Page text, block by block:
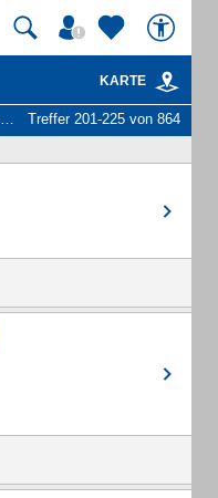
KARTE
Treffer 201-225 von 864